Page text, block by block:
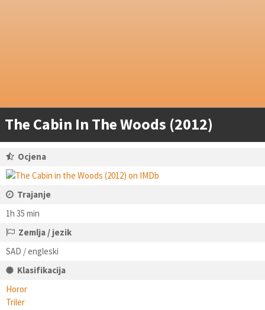
The Cabin In The Woods (2012)
Ocjena
Trajanje
1h 35 min
Zemlja / jezik
SAD / engleski
Klasifikacija
Horor
Triler